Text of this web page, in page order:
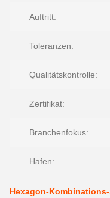
Auftritt:
Toleranzen:
Qualitätskontrolle:
Zertifikat:
Branchenfokus:
Hafen:
Hexagon-